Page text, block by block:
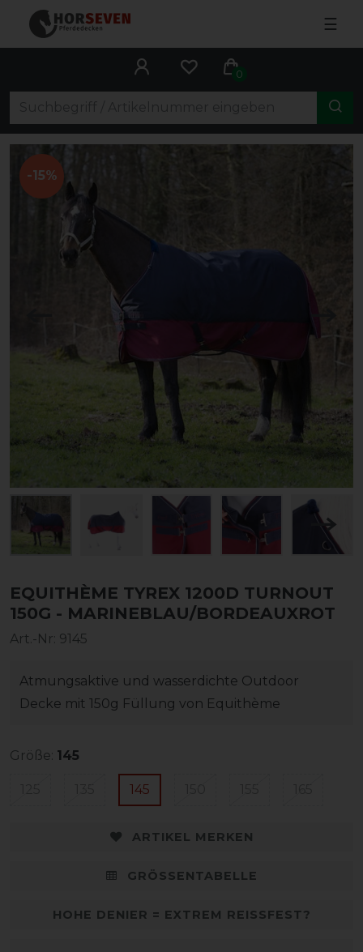
☰
0
-15%
EQUITHÈME TYREX 1200D TURNOUT
150G - MARINEBLAU/BORDEAUXROT
Art.-Nr: 9145
Atmungsaktive und wasserdichte Outdoor
Decke mit 150g Füllung von Equithème
Größe: 145
145
ARTIKEL MERKEN
GRÖSSENTABELLE
HOHE DENIER = EXTREM REISSFEST?